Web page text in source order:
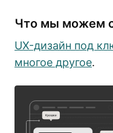
Что мы можем
UX-дизайн под
многое другое.